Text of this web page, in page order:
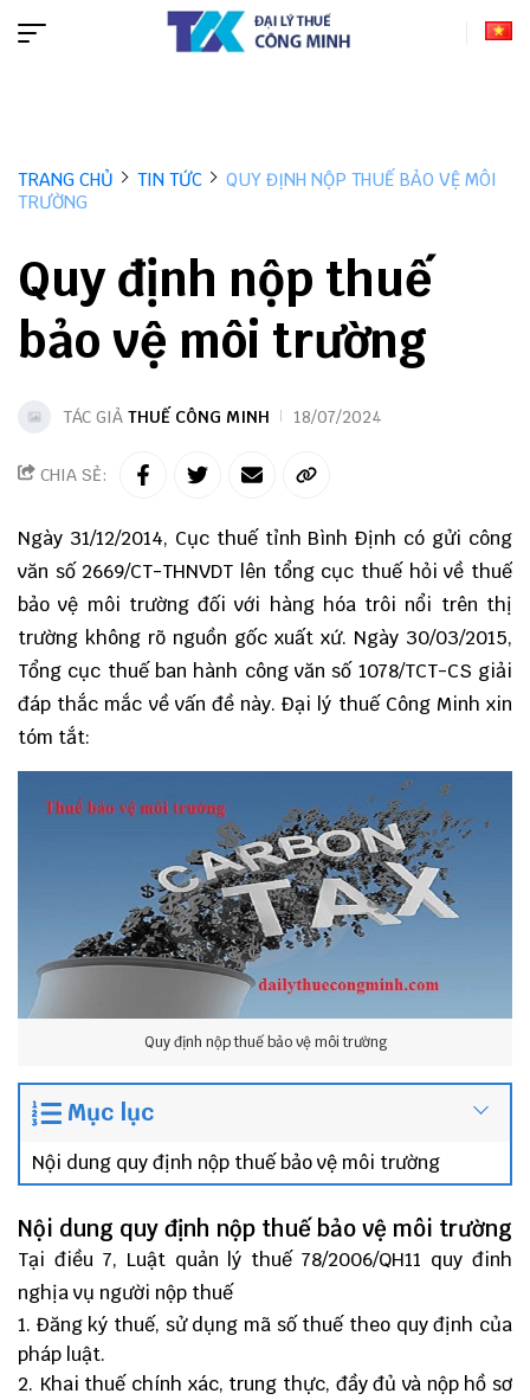
TRANG CHỦ TIN TỨC
QUY ĐỊNH NỘP THUẾ BẢO VỆ MÔI
TRƯỜNG
Quy định nộp thuế
bảo vệ môi trường
TÁC GIẢ THUẾ CÔNG MINH 18/07/2024
CHIA SẺ:
Ngày 31/12/2014, Cục thuế tỉnh Bình Định có gửi công
văn số 2669/CT-THNVDT lên tổng cục thuế hỏi về thuế
bảo vệ môi trường đối với hàng hóa trôi nổi trên thị
trường không rõ nguồn gốc xuất xứ. Ngày 30/03/2015,
Tổng cục thuế ban hành công văn số 1078/TCT-CS giải
đáp thắc mắc về vấn đề này. Đại lý thuế Công Minh xin
tóm tắt:
Quy định nộp thuế bảo vệ môi trường
Mục lục
Nội dung quy định nộp thuế bảo vệ môi trường
Nội dung quy định nộp thuế bảo vệ môi trường
Tại điều 7, Luật quản lý thuế 78/2006/QH11 quy đinh
nghịa vụ người nộp thuế
Đăng ký thuế, sử dụng mã số thuế theo quy định của
pháp luật.
Khai thuế chính xác, trung thực, đầy đủ và nộp hồ sơ